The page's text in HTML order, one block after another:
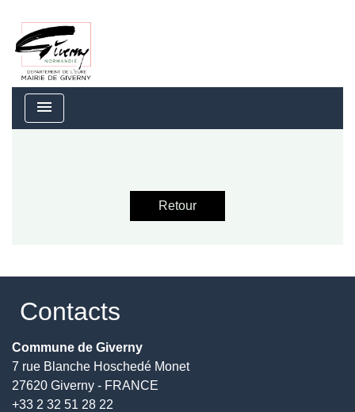
menu
Retour
Contacts
Commune de Giverny
7 rue Blanche Hoschedé Monet
27620 Giverny - FRANCE
+33 2 32 51 28 22